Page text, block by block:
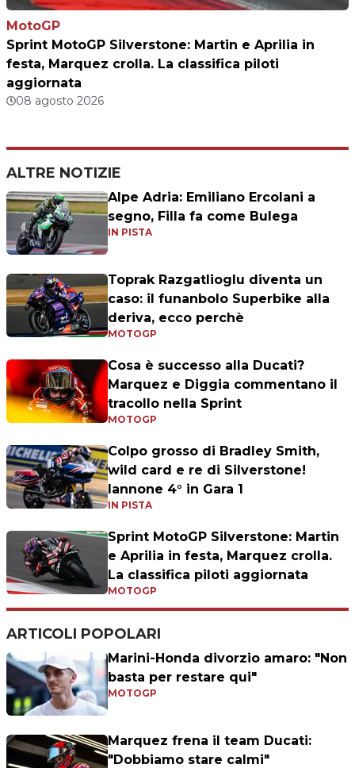
MotoGP
Sprint MotoGP Silverstone: Martin e Aprilia in
festa, Marquez crolla. La classifica piloti
aggiornata
08 agosto 2026
ALTRE NOTIZIE
Alpe Adria: Emiliano Ercolani a
segno, Filla fa come Bulega
IN PISTA
Toprak Razgatlioglu diventa un
caso: il funanbolo Superbike alla
deriva, ecco perchè
MOTOGP
Cosa è successo alla Ducati?
Marquez e Diggia commentano il
tracollo nella Sprint
MOTOGP
Colpo grosso di Bradley Smith,
wild card e re di Silverstone!
Iannone 4° in Gara 1
IN PISTA
Sprint MotoGP Silverstone: Martin
e Aprilia in festa, Marquez crolla.
La classifica piloti aggiornata
MOTOGP
ARTICOLI POPOLARI
Marini-Honda divorzio amaro: "Non
basta per restare qui"
MOTOGP
Marquez frena il team Ducati:
"Dobbiamo stare calmi"